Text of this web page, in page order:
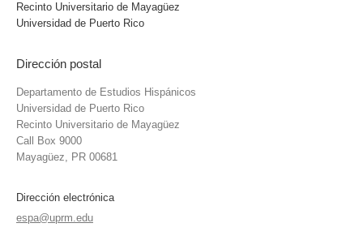
Recinto Universitario de Mayagüez
Universidad de Puerto Rico
Dirección postal
Departamento de Estudios Hispánicos
Universidad de Puerto Rico
Recinto Universitario de Mayagüez
Call Box 9000
Mayagüez, PR 00681
Dirección electrónica
espa@uprm.edu